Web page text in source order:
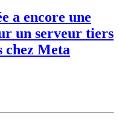
a encore une
un serveur tiers
chez Meta